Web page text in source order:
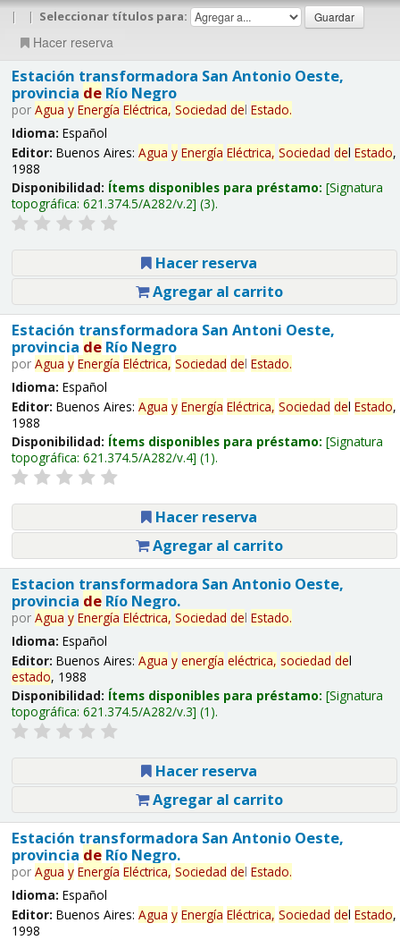
| | Seleccionar títulos para:
Hacer reserva
Estación transformadora San Antonio Oeste,
provincia deRío Negro
por Agua y Energía Eléctrica, Sociedad del Estado.
Idioma: Español
Editor: Buenos Aires: Agua y Energía Eléctrica, Sociedad del Estado,
1988
Disponibilidad: Ítems disponibles para préstamo: Signatura
topográfica: 621.374.5/A282/v.2 (3).
Hacer reserva
Agregar al carrito
Estación transformadora San Antoni Oeste,
provincia deRío Negro
por Agua y Energía Eléctrica, Sociedad del Estado.
Idioma: Español
Editor: Buenos Aires: Agua y Energía Eléctrica, Sociedad del Estado,
1988
Disponibilidad: Ítems disponibles para préstamo: Signatura
topográfica: 621.374.5/A282/v.4 (1).
Hacer reserva
Agregar al carrito
Estacion transformadora San Antonio Oeste,
provincia deRío Negro.
por Agua y Energía Eléctrica, Sociedad del Estado.
Idioma: Español
Editor: Buenos Aires: Agua y energía eléctrica, sociedad del
estado, 1988
Disponibilidad: Ítems disponibles para préstamo: Signatura
topográfica: 621.374.5/A282/v.3 (1).
Hacer reserva
Agregar al carrito
Estación transformadora San Antonio Oeste,
provincia deRío Negro.
por Agua y Energía Eléctrica, Sociedad del Estado.
Idioma: Español
Editor: Buenos Aires: Agua y Energía Eléctrica, Sociedad del Estado,
1998